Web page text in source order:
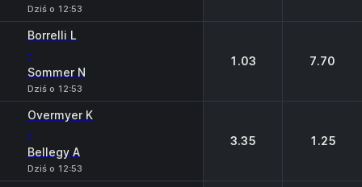
Dziś o 12:53
Borrelli L
-
Sommer N
Dziś o 12:53
1.03 7.70
Overmyer K
-
Bellegy A
Dziś o 12:53
3.35 1.25